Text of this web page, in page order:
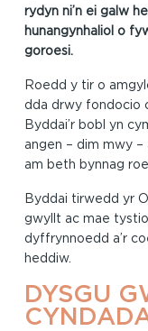
rydyn ni’n ei galw
hunangynhaliol o
goroesi.
Roedd y tir o
dda drwy fondocio
Byddai’r bobl yn
angen – dim mwy
am beth bynnag
Byddai tirwedd yr
gwyllt ac mae
dyffrynnoedd a’r
heddiw.
DYSGU